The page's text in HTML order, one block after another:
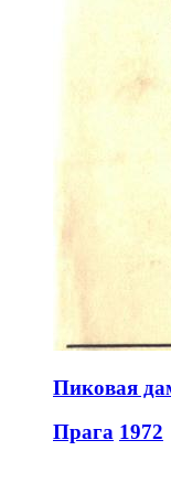
Пиковая
Прага 1972